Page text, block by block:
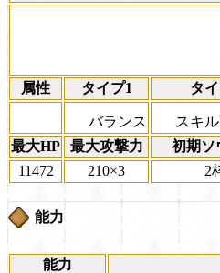
属性 タイプ1 タ
バランス
スキ
最大HP
最大攻撃力
初期ソ
11472
210×3 2
能力
能力